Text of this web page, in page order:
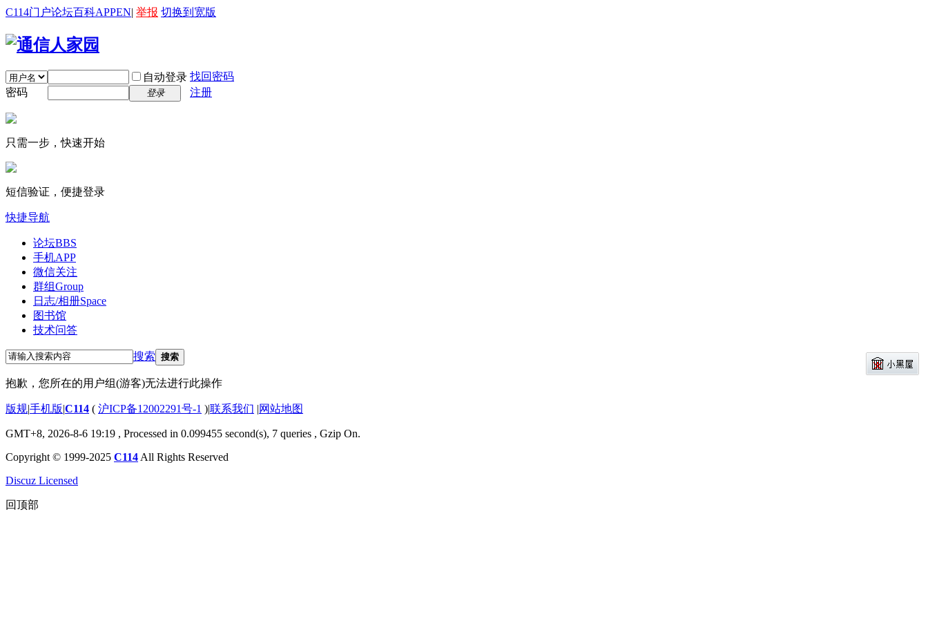
C114门户论坛百科APPEN| 举报 切换到宽版
自动登录 找回密码
密码
登录 注册
只需一步，快速开始
短信验证，便捷登录
快捷导航
论坛BBS
手机APP
微信关注
群组Group
日志/相册Space
图书馆
技术问答
搜索 搜索
抱歉，您所在的用户组(游客)无法进行此操作
版规|手机版|C114 ( 沪ICP备12002291号-1 )|联系我们 |网站地图
GMT+8, 2026-8-6 19:19 , Processed in 0.099455 second(s), 7 queries , Gzip On.
Copyright © 1999-2025 C114 All Rights Reserved
Discuz Licensed
回顶部